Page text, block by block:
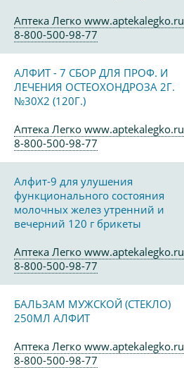
Аптека Легко www.aptekalegko.ru
8-800-500-98-77
АЛФИТ - 7 СБОР ДЛЯ ПРОФ. И
ЛЕЧЕНИЯ ОСТЕОХОНДРОЗА 2Г.
№30Х2 (120Г.)
Аптека Легко www.aptekalegko.ru
8-800-500-98-77
Алфит-9 для улушения
функционального состояния
молочных желез утренний и
вечерний 120 г брикеты
Аптека Легко www.aptekalegko.ru
8-800-500-98-77
БАЛЬЗАМ МУЖСКОЙ (СТЕКЛО)
250МЛ АЛФИТ
Аптека Легко www.aptekalegko.ru
8-800-500-98-77